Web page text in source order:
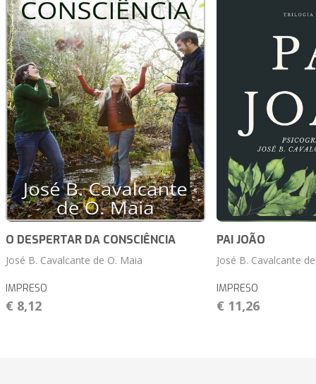
O DESPERTAR DA CONSCIÊNCIA
José B. Cavalcante de O. Maia
IMPRESO
€ 8,12
PAI JOÃO
José B. Cavalcante
IMPRESO
€ 11,26